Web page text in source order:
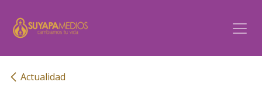
Actualidad